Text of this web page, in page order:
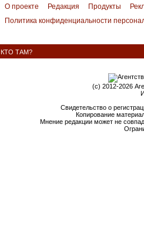
О проекте Редакция Продукты
Политика конфиденциальности
КТО ТАМ?
(c) 2012-2026
Свидетельство о
Копирование
Мнение редакции может не